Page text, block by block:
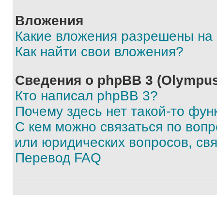
Вложения
Какие вложения разрешены
Как найти свои вложения?
Сведения о phpBB 3
Кто написал phpBB 3?
Почему здесь нет такой-то
С кем можно связаться по
или юридических вопросов,
Перевод FAQ